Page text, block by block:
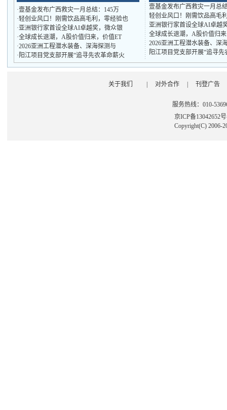
·壹基金发布广西救灾一月总结：145万
·轻创业风口！刚需饮品高毛利，零经验也
·亚洲银行家首设全球AI卓越奖，微众银
·全球成长退潮，A股价值归来，价值ET
·2026亚洲工程潜水装备、深海探测与
· 阳江项目党支部开展“追寻先农革命薪火
壹基金发布广西救灾一月总
轻创业风口！刚需饮品高毛
亚洲银行家首设全球AI卓越
全球成长退潮，A股价值归
2026亚洲工程潜水装备、深
阳江项目党支部开展“追寻
关于我们 对外合作 刊登广告
服务热线：010-
京ICP备13042652
Copyright(C) 2006-